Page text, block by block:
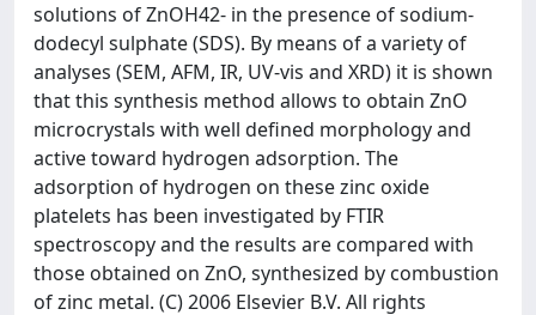
solutions of ZnOH42- in the presence of sodium-
dodecyl sulphate (SDS). By means of a variety of
analyses (SEM, AFM, IR, UV-vis and XRD) it is shown
that this synthesis method allows to obtain ZnO
microcrystals with well defined morphology and
active toward hydrogen adsorption. The
adsorption of hydrogen on these zinc oxide
platelets has been investigated by FTIR
spectroscopy and the results are compared with
those obtained on ZnO, synthesized by combustion
of zinc metal. (C) 2006 Elsevier B.V. All rights